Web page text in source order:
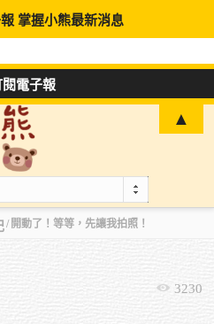
開動了！等等，先讓我拍照！
3230
掌握小熊最新消息
▲